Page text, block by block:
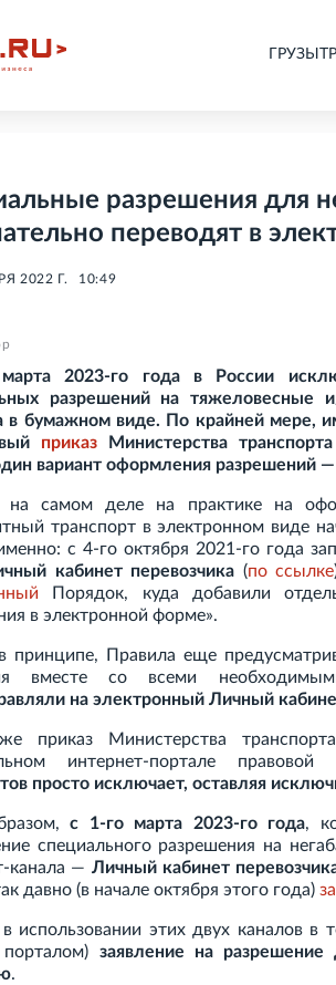
ГРУЗЫ
разрешения для
переводят в
2022 Г. 10:49
2023-го года в России
разрешений на тяжеловесные
в бумажном виде. По крайней мере,
приказ Министерства
вариант оформления разрешений
на самом деле на практике на
транспорт в электронном виде
с 4-го октября 2021-го года
кабинет перевозчика (по ссылке
Порядок, куда добавили
в электронной форме».
принципе, Правила еще
вместе со всеми
на электронный Личный
приказ Министерства
интернет-портале
просто исключает, оставляя
с 1-го марта 2023-го года,
специального разрешения на
канала — Личный кабинет
давно (в начале октября этого года)
в использовании этих двух каналов в
заявление на
.